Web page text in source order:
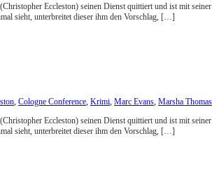
Eccleston) seinen Dienst quittiert und ist mit
sieht, unterbreitet dieser ihm den Vorschlag, […]
Cologne Conference Krimi Marc Evans Marsha
Eccleston) seinen Dienst quittiert und ist mit
sieht, unterbreitet dieser ihm den Vorschlag, […]